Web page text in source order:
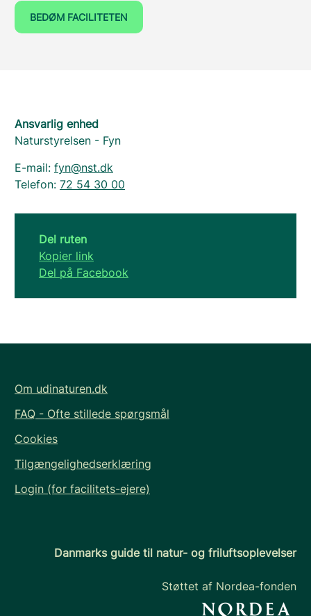
BEDØM FACILITETEN
Ansvarlig enhed
Naturstyrelsen - Fyn
E-mail: fyn@nst.dk
Telefon: 72 54 30 00
Del ruten
Kopier link
Del på Facebook
Om udinaturen.dk
FAQ - Ofte stillede spørgsmål
Cookies
Tilgængelighedserklæring
Login (for facilitets-ejere)
Danmarks guide til natur- og friluftsoplevelser
Støttet af Nordea-fonden